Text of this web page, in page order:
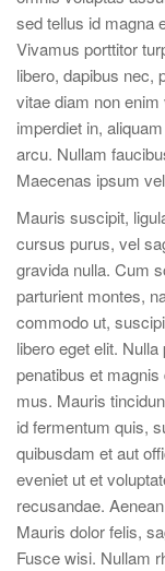
sed tellus id magna
Vivamus porttitor
libero, dapibus nec,
vitae diam non
imperdiet in,
arcu. Nullam
Maecenas ipsum
Mauris suscipit,
cursus purus, vel
gravida nulla. Cum
parturient montes,
commodo ut,
libero eget elit.
penatibus et
mus. Mauris
id fermentum quis,
quibusdam et aut
eveniet ut et
recusandae.
Mauris dolor felis,
Fusce wisi. Nullam